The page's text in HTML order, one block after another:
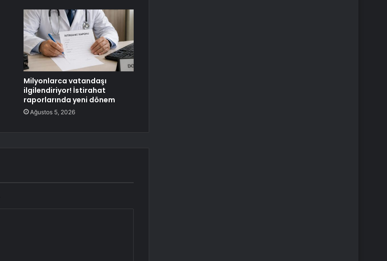
Milyonlarca vatandaşı
ilgilendiriyor! İstirahat
raporlarında yeni dönem
Ağustos 5, 2026